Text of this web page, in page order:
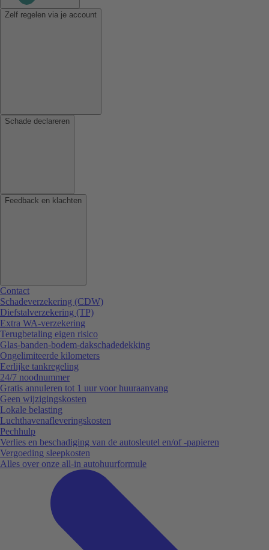
Zelf regelen via je account
Schade declareren
Feedback en klachten
Contact
Schadeverzekering (CDW)
Diefstalverzekering (TP)
Extra WA-verzekering
Terugbetaling eigen risico
Glas-banden-bodem-dakschadedekking
Ongelimiteerde kilometers
Eerlijke tankregeling
24/7 noodnummer
Gratis annuleren tot 1 uur voor huuraanvang
Geen wijzigingskosten
Lokale belasting
Luchthavenafleveringskosten
Pechhulp
Verlies en beschadiging van de autosleutel en/of -papieren
Vergoeding sleepkosten
Alles over onze all-in autohuurformule